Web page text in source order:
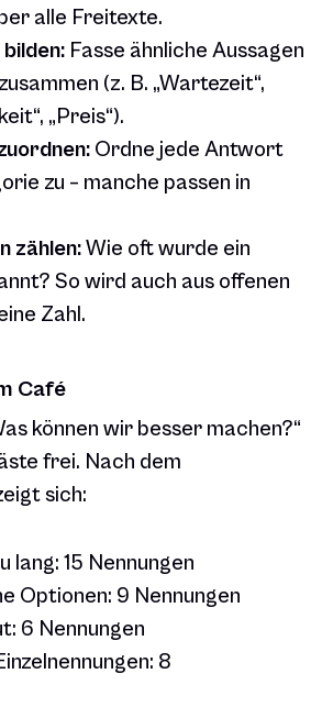
alle Freitexte.
Fasse ähnliche Aussagen
(z. B. „Wartezeit“,
„Preis“).
Ordne jede Antwort
zu – manche passen in
zählen:Wie oft wurde ein
So wird auch aus offenen
Zahl.
Café
können wir besser machen?“
frei. Nach dem
sich:
lang: 15 Nennungen
Optionen: 9 Nennungen
6 Nennungen
8